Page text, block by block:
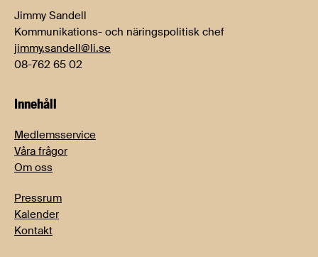
Jimmy Sandell
Kommunikations- och näringspolitisk chef
jimmy.sandell@li.se
08-762 65 02
Innehåll
Medlemsservice
Våra frågor
Om oss
Pressrum
Kalender
Kontakt